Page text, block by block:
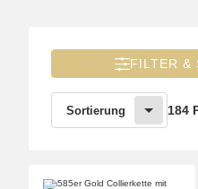
FILTER &
Sortierung 184